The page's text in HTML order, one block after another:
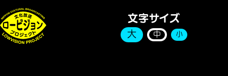
文字サイズ
大 中 小